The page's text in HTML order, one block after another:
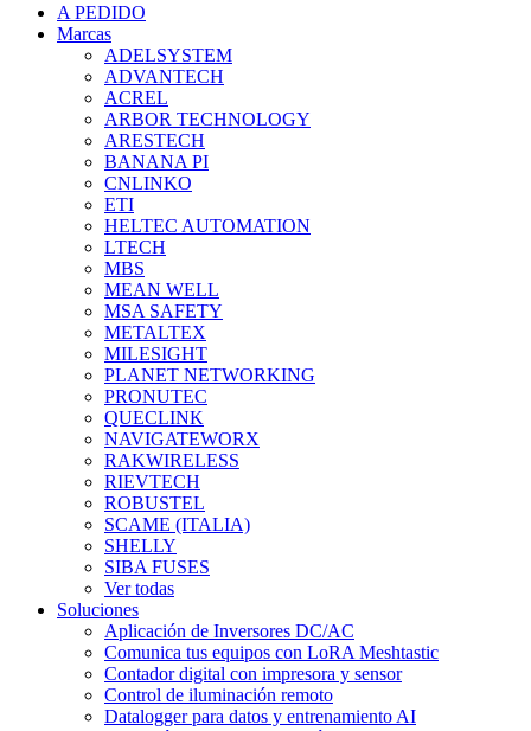
A PEDIDO
Marcas
ADELSYSTEM
ADVANTECH
ACREL
ARBOR TECHNOLOGY
ARESTECH
BANANA PI
CNLINKO
ETI
HELTEC AUTOMATION
LTECH
MBS
MEAN WELL
MSA SAFETY
METALTEX
MILESIGHT
PLANET NETWORKING
PRONUTEC
QUECLINK
NAVIGATEWORX
RAKWIRELESS
RIEVTECH
ROBUSTEL
SCAME (ITALIA)
SHELLY
SIBA FUSES
Ver todas
Soluciones
Aplicación de Inversores DC/AC
Comunica tus equipos con LoRA Meshtastic
Contador digital con impresora y sensor
Control de iluminación remoto
Datalogger para datos y entrenamiento AI